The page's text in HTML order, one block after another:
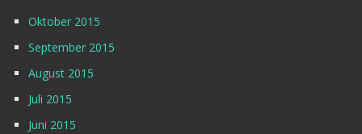
Oktober 2015
September 2015
August 2015
Juli 2015
Juni 2015